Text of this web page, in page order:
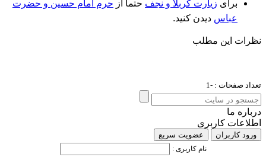
برایزیارت کربلا و نجفحتما ازحرم امام حسین و حضرت
عباسدیدن کنید.
این مطلب
صفحات : -1
ما
کاربری
کاربران عضویت سریع
نام کاربری :